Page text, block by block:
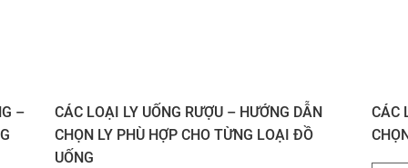
–
CÁC LOẠI LY UỐNG RƯỢU – HƯỚNG DẪN
CHỌN LY PHÙ HỢP CHO TỪNG LOẠI ĐỒ
UỐNG
CÁC